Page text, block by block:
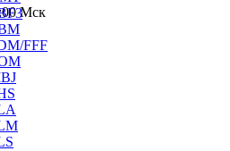
FFF
Мск